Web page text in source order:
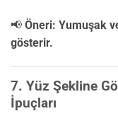
📢 Öneri: Yumuşak
gösterir.
7. Yüz Şekline
İpuçları